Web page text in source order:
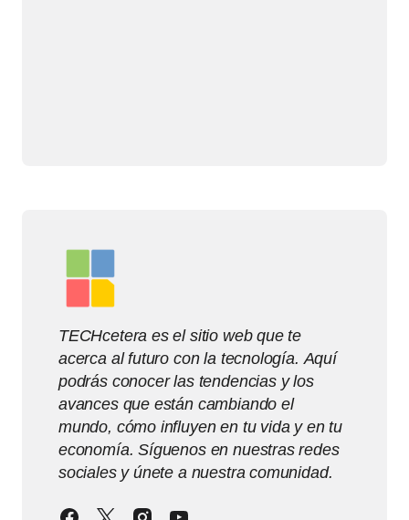
TECHcetera es el sitio web que te
acerca al futuro con la tecnología. Aquí
podrás conocer las tendencias y los
avances que están cambiando el
mundo, cómo influyen en tu vida y en tu
economía. Síguenos en nuestras redes
sociales y únete a nuestra comunidad.